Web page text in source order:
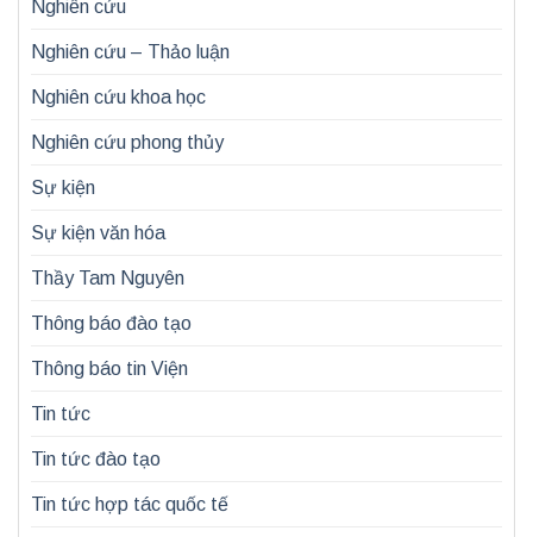
Nghiên cứu
Nghiên cứu – Thảo luận
Nghiên cứu khoa học
Nghiên cứu phong thủy
Sự kiện
Sự kiện văn hóa
Thầy Tam Nguyên
Thông báo đào tạo
Thông báo tin Viện
Tin tức
Tin tức đào tạo
Tin tức hợp tác quốc tế